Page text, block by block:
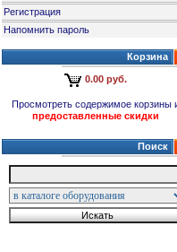
Регистрация
Напомнить пароль
Корзина
0.00 руб.
Просмотреть содержимое корзины
предоставленные скидки
Поиск